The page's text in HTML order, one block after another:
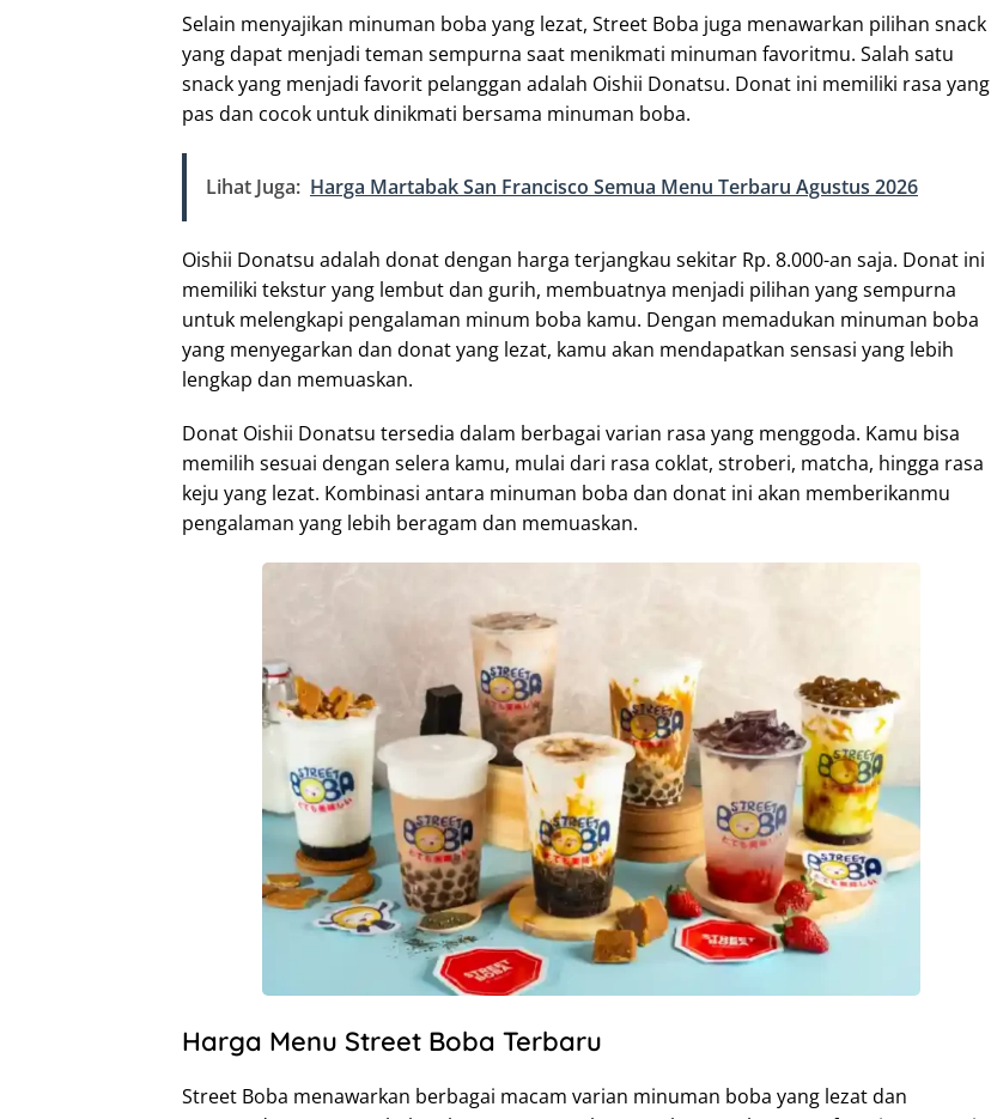
Selain menyajikan minuman boba yang lezat, Street Boba juga menawarkan pilihan snack
yang dapat menjadi teman sempurna saat menikmati minuman favoritmu. Salah satu
snack yang menjadi favorit pelanggan adalah Oishii Donatsu. Donat ini memiliki rasa yang
pas dan cocok untuk dinikmati bersama minuman boba.
Lihat Juga: Harga Martabak San Francisco Semua Menu Terbaru Agustus 2026
Oishii Donatsu adalah donat dengan harga terjangkau sekitar Rp. 8.000-an saja. Donat ini
memiliki tekstur yang lembut dan gurih, membuatnya menjadi pilihan yang sempurna
untuk melengkapi pengalaman minum boba kamu. Dengan memadukan minuman boba
yang menyegarkan dan donat yang lezat, kamu akan mendapatkan sensasi yang lebih
lengkap dan memuaskan.
Donat Oishii Donatsu tersedia dalam berbagai varian rasa yang menggoda. Kamu bisa
memilih sesuai dengan selera kamu, mulai dari rasa coklat, stroberi, matcha, hingga rasa
keju yang lezat. Kombinasi antara minuman boba dan donat ini akan memberikanmu
pengalaman yang lebih beragam dan memuaskan.
Harga Menu Street Boba Terbaru
Street Boba menawarkan berbagai macam varian minuman boba yang lezat dan